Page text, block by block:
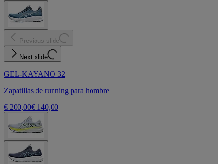
Previous slide
Next slide
GEL-KAYANO 32
Zapatillas de running para hombre
€ 200,00€ 140,00